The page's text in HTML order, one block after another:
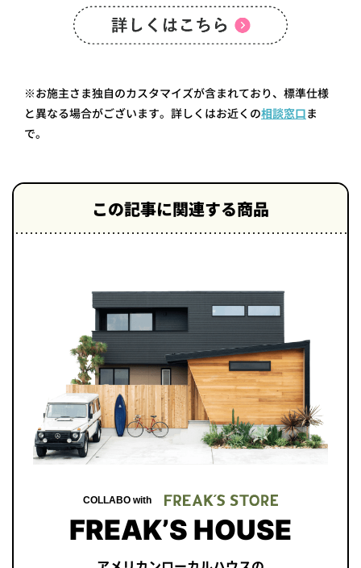
※お施主さま独自のカスタマイズが含まれており、標準仕様
と異なる場合がございます。詳しくはお近くの相談窓口ま
で。
この記事に関連する商品
COLLABO with
FREAK’S HOUSE